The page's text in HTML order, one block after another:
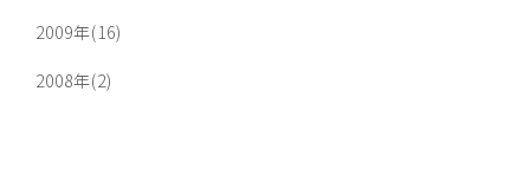
2009年(16)
2008年(2)